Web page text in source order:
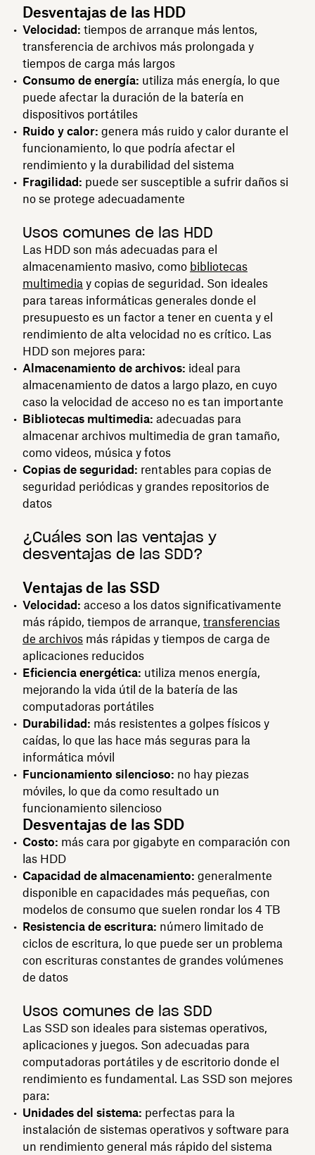
Desventajas de las HDD
Velocidad: tiempos de arranque más lentos,
transferencia de archivos más prolongada y
tiempos de carga más largos
Consumo de energía: utiliza más energía, lo que
puede afectar la duración de la batería en
dispositivos portátiles
Ruido y calor: genera más ruido y calor durante el
funcionamiento, lo que podría afectar el
rendimiento y la durabilidad del sistema
Fragilidad: puede ser susceptible a sufrir daños si
no se protege adecuadamente
Usos comunes de las HDD
Las HDD son más adecuadas para el
almacenamiento masivo, como bibliotecas
multimedia y copias de seguridad. Son ideales
para tareas informáticas generales donde el
presupuesto es un factor a tener en cuenta y el
rendimiento de alta velocidad no es crítico. Las
HDD son mejores para:
Almacenamiento de archivos: ideal para
almacenamiento de datos a largo plazo, en cuyo
caso la velocidad de acceso no es tan importante
Bibliotecas multimedia: adecuadas para
almacenar archivos multimedia de gran tamaño,
como videos, música y fotos
Copias de seguridad: rentables para copias de
seguridad periódicas y grandes repositorios de
datos
¿Cuáles son las ventajas y
desventajas de las SDD?
Ventajas de las SSD
Velocidad: acceso a los datos significativamente
más rápido, tiempos de arranque, transferencias
de archivos más rápidas y tiempos de carga de
aplicaciones reducidos
Eficiencia energética: utiliza menos energía,
mejorando la vida útil de la batería de las
computadoras portátiles
Durabilidad: más resistentes a golpes físicos y
caídas, lo que las hace más seguras para la
informática móvil
Funcionamiento silencioso: no hay piezas
móviles, lo que da como resultado un
funcionamiento silencioso
Desventajas de las SDD
Costo: más cara por gigabyte en comparación con
las HDD
Capacidad de almacenamiento: generalmente
disponible en capacidades más pequeñas, con
modelos de consumo que suelen rondar los 4 TB
Resistencia de escritura: número limitado de
ciclos de escritura, lo que puede ser un problema
con escrituras constantes de grandes volúmenes
de datos
Usos comunes de las SDD
Las SSD son ideales para sistemas operativos,
aplicaciones y juegos. Son adecuadas para
computadoras portátiles y de escritorio donde el
rendimiento es fundamental. Las SSD son mejores
para:
Unidades del sistema: perfectas para la
instalación de sistemas operativos y software para
un rendimiento general más rápido del sistema